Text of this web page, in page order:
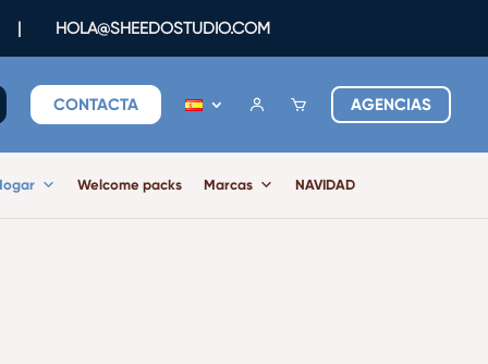
HOLA@SHEEDOSTUDIO.COM
CONTACTA AGENCIAS
Welcome packs Marcas NAVIDAD